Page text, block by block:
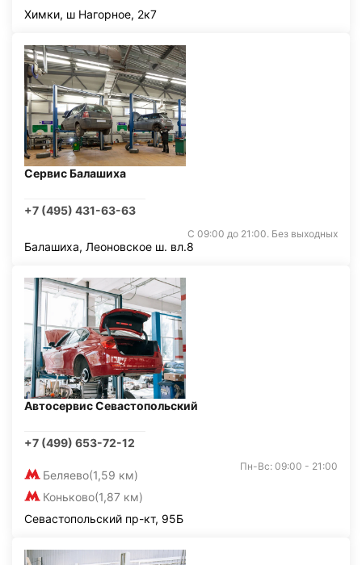
Химки, ш Нагорное, 2к7
Сервис Балашиха
+7 (495) 431-63-63
С 09:00 до 21:00. Без выходных
Балашиха, Леоновское ш. вл.8
Автосервис Севастопольский
+7 (499) 653-72-12
Беляево(1,59 км)
Коньково(1,87 км)
Пн-Вс: 09:00 - 21:00
Севастопольский пр-кт, 95Б